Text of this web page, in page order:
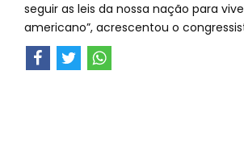
seguir as leis da nossa nação para
americano”, acrescentou o